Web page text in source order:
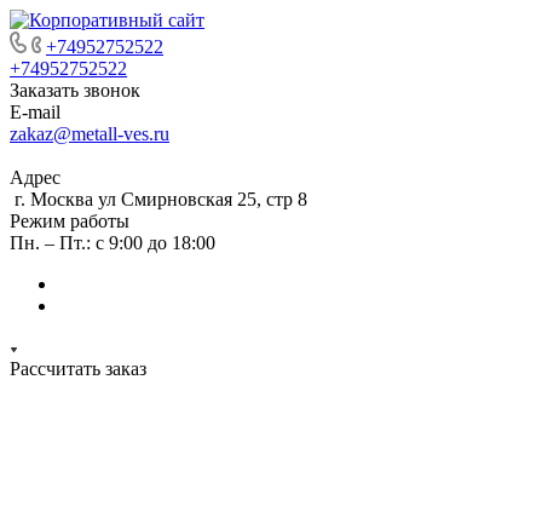
+74952752522
+74952752522
Заказать звонок
E-mail
zakaz@metall-ves.ru
Адрес
г. Москва ул Смирновская 25, стр 8
Режим работы
Пн. – Пт.: с 9:00 до 18:00
Рассчитать заказ